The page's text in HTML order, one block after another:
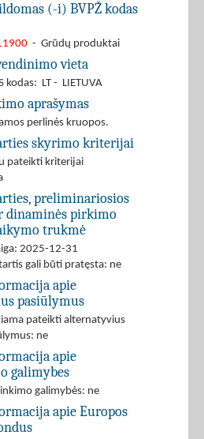
(-i) BVPŽ kodas
- Grūdų produktai
vieta
kodas: LT - LIETUVA
aprašymas
perlinės kruopos.
skyrimo kriterijai
pateikti kriterijai
preliminariosios
dinaminės pirkimo
trukmė
2025-12-31
gali būti pratęsta: ne
apie
pasiūlymus
pateikti alternatyvius
ne
apie
galimybes
galimybės: ne
apie Europos